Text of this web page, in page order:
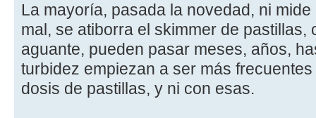
La mayoría, pasada la novedad, ni
mal, se atiborra el skimmer de pastillas,
aguante, pueden pasar meses, años,
turbidez empiezan a ser más
dosis de pastillas, y ni con esas.